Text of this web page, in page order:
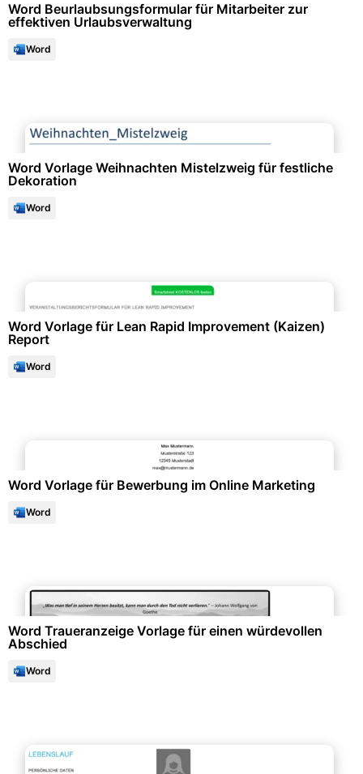
Word Beurlaubsungsformular für Mitarbeiter zur
effektiven Urlaubsverwaltung
Word
Word Vorlage Weihnachten Mistelzweig für festliche
Dekoration
Word
Word Vorlage für Lean Rapid Improvement (Kaizen)
Report
Word
Word Vorlage für Bewerbung im Online Marketing
Word
Word Traueranzeige Vorlage für einen würdevollen
Abschied
Word